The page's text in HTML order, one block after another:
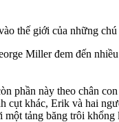
thế giới của những
Miller đem đến
này theo chân
khác, Erik và hai
một tảng băng trôi khổng